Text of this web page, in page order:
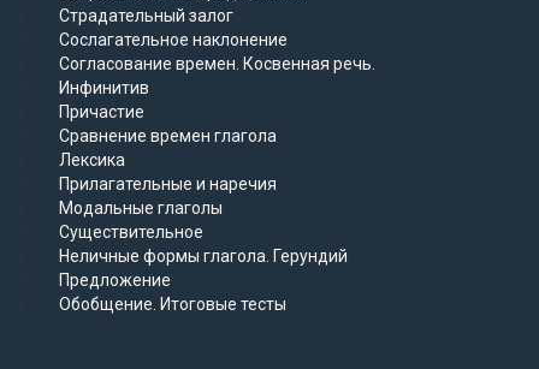
Страдательный залог
Сослагательное наклонение
Согласование времен. Косвенная речь.
Инфинитив
Причастие
Сравнение времен глагола
Лексика
Прилагательные и наречия
Модальные глаголы
Существительное
Неличные формы глагола. Герундий
Предложение
Обобщение. Итоговые тесты